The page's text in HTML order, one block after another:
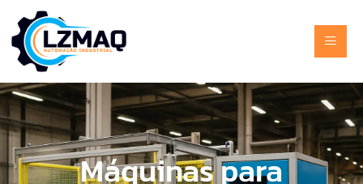
Máquinas para